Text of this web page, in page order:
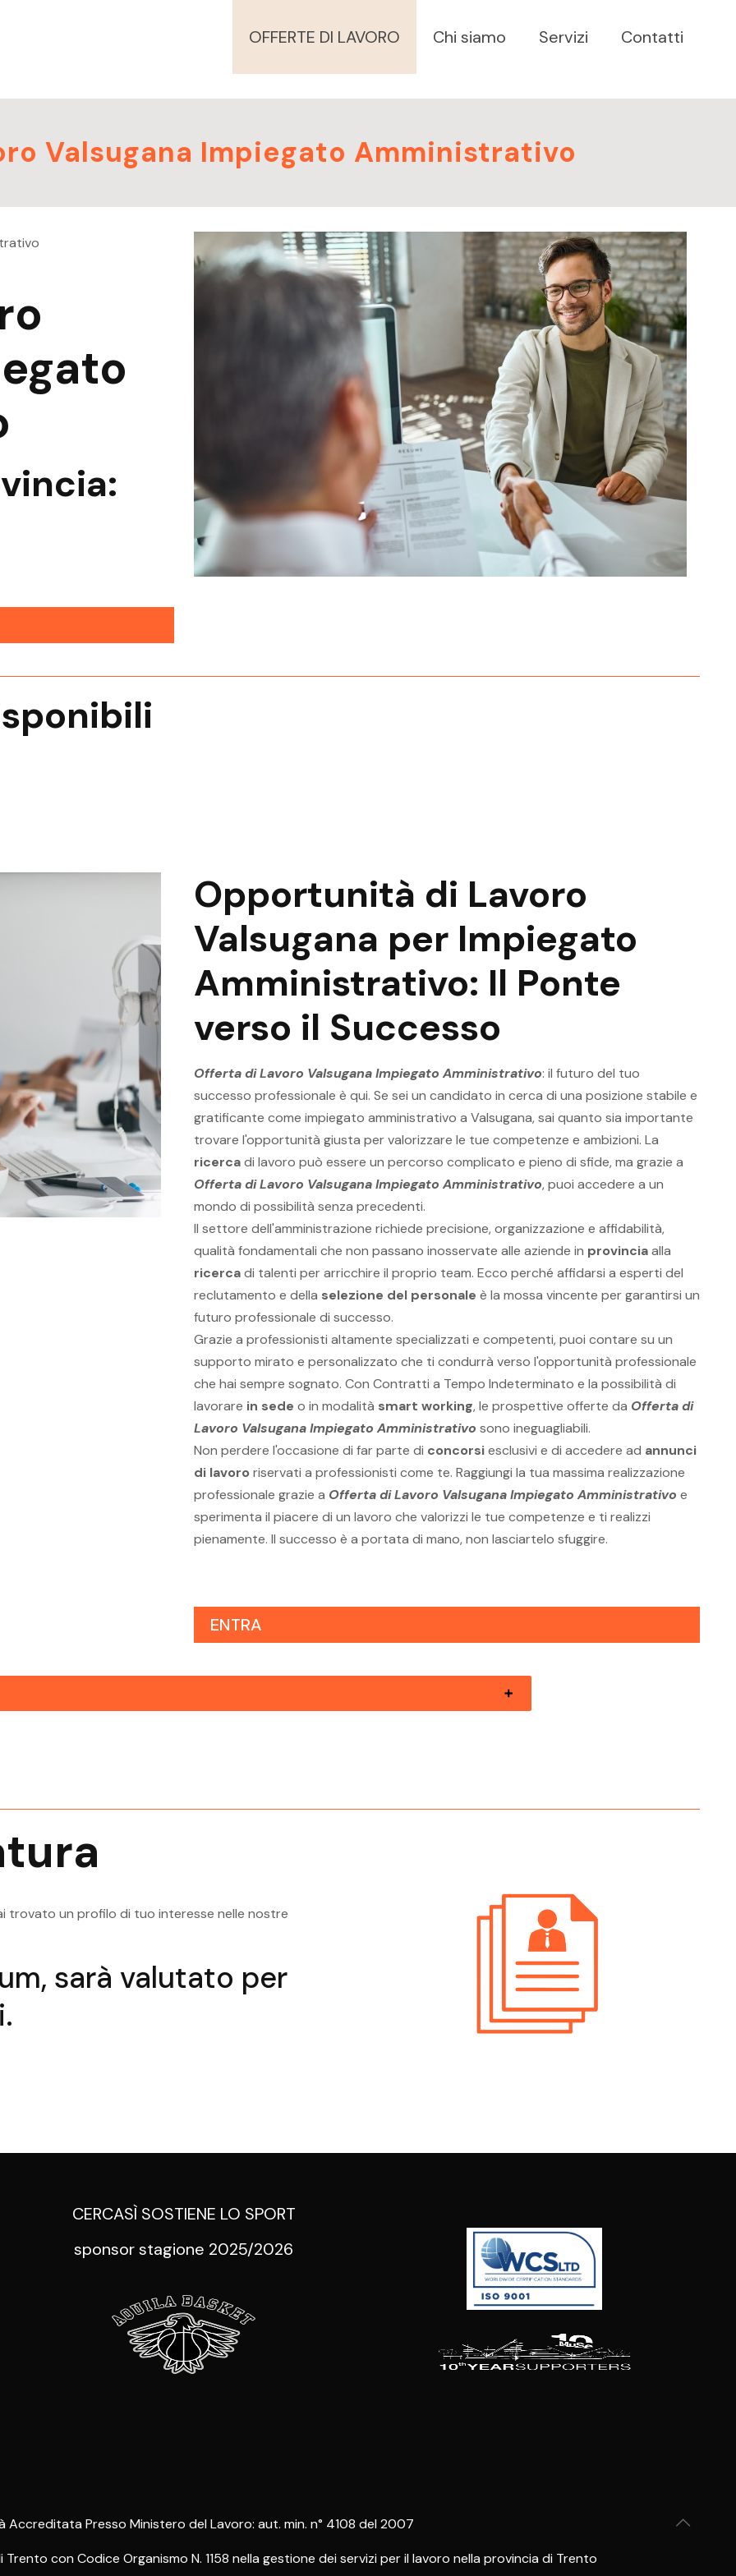
OFFERTE DI LAVORO Chi siamo Servizi Contatti
Valsugana Impiegato Amministrativo
:
Opportunità di Lavoro
Valsugana per Impiegato
Amministrativo: Il Ponte
verso il Successo
Offerta di Lavoro Valsugana Impiegato Amministrativo: il futuro del tuo
successo professionale è qui. Se sei un candidato in cerca di una posizione stabile e
gratificante come impiegato amministrativo a Valsugana, sai quanto sia importante
trovare l'opportunità giusta per valorizzare le tue competenze e ambizioni. La
ricercadi lavoro può essere un percorso complicato e pieno di sfide, ma grazie a
Offerta di Lavoro Valsugana Impiegato Amministrativo, puoi accedere a un
mondo di possibilità senza precedenti.
Il settore dell'amministrazione richiede precisione, organizzazione e affidabilità,
qualità fondamentali che non passano inosservate alle aziende in provinciaalla
ricercadi talenti per arricchire il proprio team. Ecco perché affidarsi a esperti del
reclutamento e della selezione del personale è la mossa vincente per garantirsi un
futuro professionale di successo.
Grazie a professionisti altamente specializzati e competenti, puoi contare su un
supporto mirato e personalizzato che ti condurrà verso l'opportunità professionale
che hai sempre sognato. Con Contratti a Tempo Indeterminato e la possibilità di
lavorare in sede o in modalità smart working, le prospettive offerte da Offerta di
Lavoro Valsugana Impiegato Amministrativo sono ineguagliabili.
Non perdere l'occasione di far parte di concorsiesclusivi e di accedere ad annunci
di lavoro riservati a professionisti come te. Raggiungi la tua massima realizzazione
professionale grazie a Offerta di Lavoro Valsugana Impiegato Amministrativo e
sperimenta il piacere di un lavoro che valorizzi le tue competenze e ti realizzi
pienamente. Il successo è a portata di mano, non lasciartelo sfuggire.
ENTRA
Offerte Di Lavoro Rovereto
Offerte Di Lavoro Trento Impiegato
Offerte Di Lavoro Valli Giudicarie
trovato un profilo di tuo interesse nelle nostre
sarà valutato per
CERCASÌ SOSTIENE LO SPORT
sponsor stagione 2025/2026
Accreditata Presso Ministero del Lavoro: aut. min. n° 4108 del 2007
con Codice Organismo N. 1158 nella gestione dei servizi per il lavoro nella provincia di Trento